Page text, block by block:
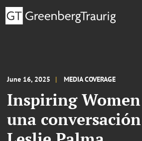
June 16, 2025 MEDIA COVERAGE
Inspiring
una